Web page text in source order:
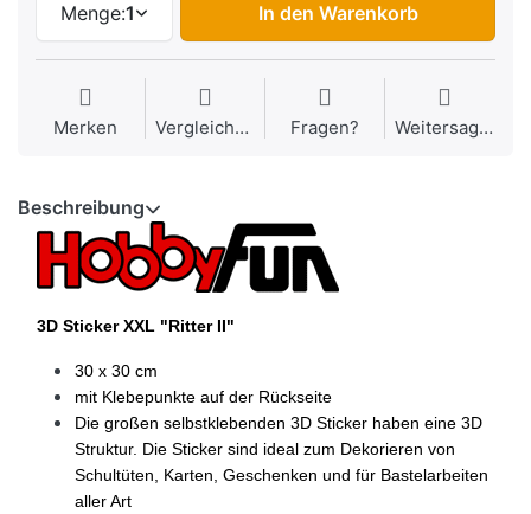
Menge:1 In den Warenkorb
Merken Vergleichen Fragen? Weitersagen
Beschreibung
3D Sticker XXL "Ritter II"
30 x 30 cm
mit Klebepunkte auf der Rückseite
Die großen selbstklebenden 3D Sticker haben eine 3D
Struktur. Die Sticker sind ideal zum Dekorieren von
Schultüten, Karten, Geschenken und für Bastelarbeiten
aller Art